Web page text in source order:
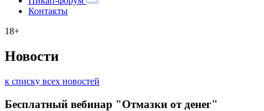
Контакты
18+
Новости
к списку всех новостей
Бесплатный вебинар "Отмазки от денег"